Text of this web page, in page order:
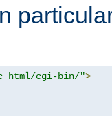
cgi-bin/">